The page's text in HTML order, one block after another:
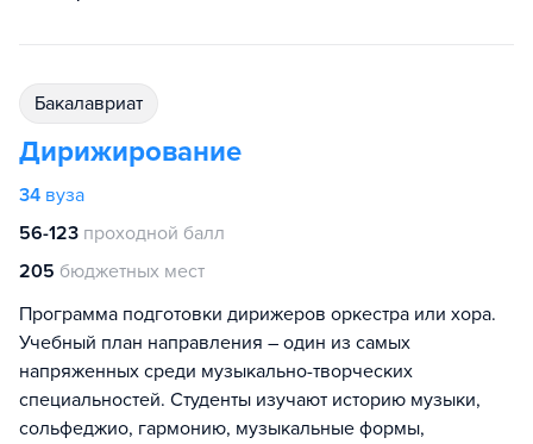
бакалавриат
Дирижирование
34 вуза
56-123 проходной балл
205 бюджетных мест
Программа подготовки дирижеров оркестра или хора.
Учебный план направления – один из самых
напряженных среди музыкально-творческих
специальностей. Студенты изучают историю музыки,
сольфеджио, гармонию, музыкальные формы,